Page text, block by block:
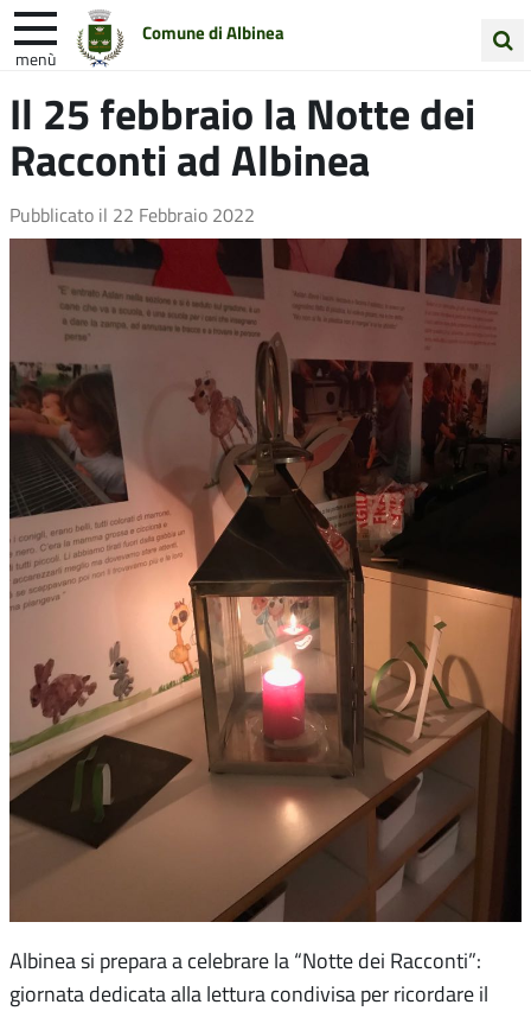
Comune di Albinea
menù
sito
Entra in Comune Vivi Albinea
Unione Colline Matildiche
Il 25 febbraio la Notte dei
Racconti ad Albinea
Pubblicato il 22 Febbraio 2022
Albinea si prepara a celebrare la “Notte dei Racconti”:
giornata dedicata alla lettura condivisa per ricordare il